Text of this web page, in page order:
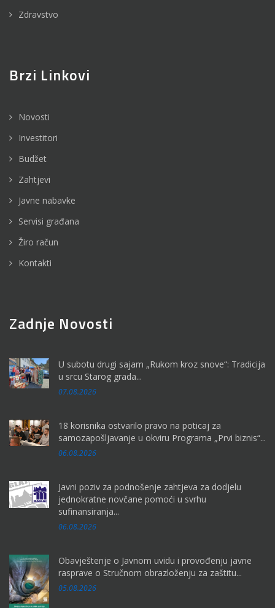
Zdravstvo
Brzi Linkovi
Novosti
Investitori
Budžet
Zahtjevi
Javne nabavke
Servisi građana
Žiro račun
Kontakti
Zadnje Novosti
U subotu drugi sajam „Rukom kroz snove“: Tradicija
u srcu Starog grada...
07.08.2026
18 korisnika ostvarilo pravo na poticaj za
samozapošljavanje u okviru Programa „Prvi biznis“...
06.08.2026
Javni poziv za podnošenje zahtjeva za dodjelu
jednokratne novčane pomoći u svrhu
sufinansiranja...
06.08.2026
Obavještenje o Javnom uvidu i provođenju javne
rasprave o Stručnom obrazloženju za zaštitu...
05.08.2026